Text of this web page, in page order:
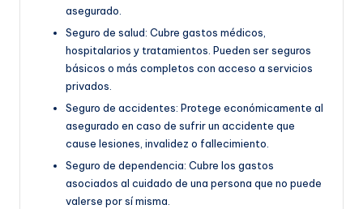
asegurado.
Seguro de salud: Cubre gastos médicos,
hospitalarios y tratamientos. Pueden ser seguros
básicos o más completos con acceso a servicios
privados.
Seguro de accidentes: Protege económicamente al
asegurado en caso de sufrir un accidente que
cause lesiones, invalidez o fallecimiento.
Seguro de dependencia: Cubre los gastos
asociados al cuidado de una persona que no puede
valerse por sí misma.